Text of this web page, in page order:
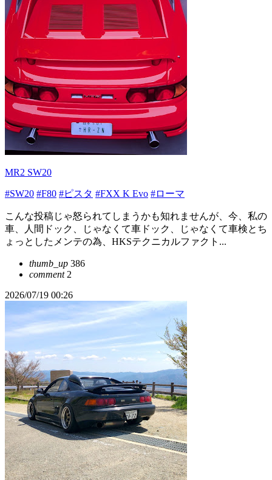
MR2 SW20
#SW20 #F80 #ピスタ #FXX K Evo #ローマ
こんな投稿じゃ怒られてしまうかも知れませんが、今、私の
車、人間ドック、じゃなくて車ドック、じゃなくて車検とち
ょっとしたメンテの為、HKSテクニカルファクト...
thumb_up 386
comment2
2026/07/19 00:26